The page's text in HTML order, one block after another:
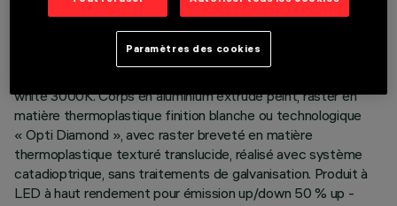
white 3000K. Corps en aluminium extrudé peint, raster en
matière thermoplastique finition blanche ou technologique
« Opti Diamond », avec raster breveté en matière
thermoplastique texturé translucide, réalisé avec système
catadioptrique, sans traitements de galvanisation. Produit à
LED à haut rendement pour émission up/down 50 % up -
Paramètres des cookies